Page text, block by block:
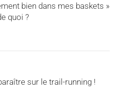
bien dans mes baskets »
quoi ?
sur le trail-running !